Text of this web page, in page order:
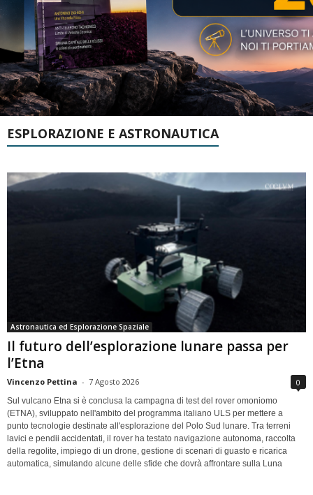
ESPLORAZIONE E ASTRONAUTICA
Astronautica ed Esplorazione Spaziale
Il futuro dell’esplorazione lunare passa per
l’Etna
Vincenzo Pettina - 7 Agosto 2026 0
Sul vulcano Etna si è conclusa la campagna di test del rover omoniomo
(ETNA), sviluppato nell'ambito del programma italiano ULS per mettere a
punto tecnologie destinate all'esplorazione del Polo Sud lunare. Tra terreni
lavici e pendii accidentati, il rover ha testato navigazione autonoma, raccolta
della regolite, impiego di un drone, gestione di scenari di guasto e ricarica
automatica, simulando alcune delle sfide che dovrà affrontare sulla Luna